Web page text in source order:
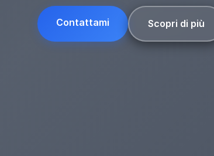
Contattami Scopri di più